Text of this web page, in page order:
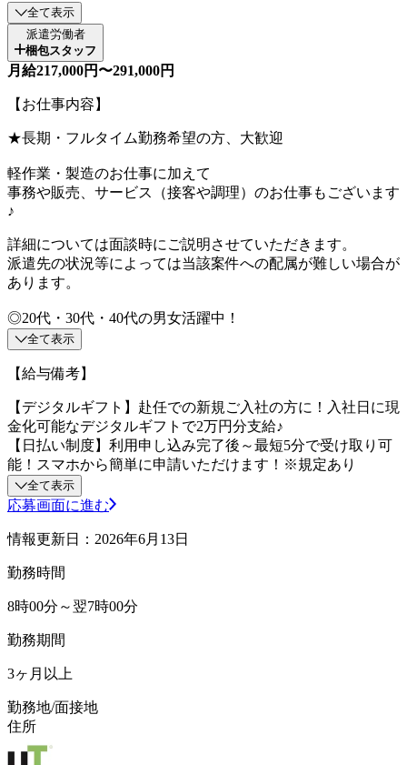
全て表示
派遣労働者
梱包スタッフ
月給217,000円〜291,000円
【お仕事内容】
★長期・フルタイム勤務希望の方、大歓迎
軽作業・製造のお仕事に加えて
事務や販売、サービス（接客や調理）のお仕事もございます
♪
詳細については面談時にご説明させていただきます。
派遣先の状況等によっては当該案件への配属が難しい場合が
あります。
◎20代・30代・40代の男女活躍中！
全て表示
【給与備考】
【デジタルギフト】赴任での新規ご入社の方に！入社日に現
金化可能なデジタルギフトで2万円分支給♪
【日払い制度】利用申し込み完了後～最短5分で受け取り可
能！スマホから簡単に申請いただけます！※規定あり
全て表示
応募画面に進む
情報更新日：2026年6月13日
勤務時間
8時00分～翌7時00分
勤務期間
3ヶ月以上
勤務地/面接地
住所